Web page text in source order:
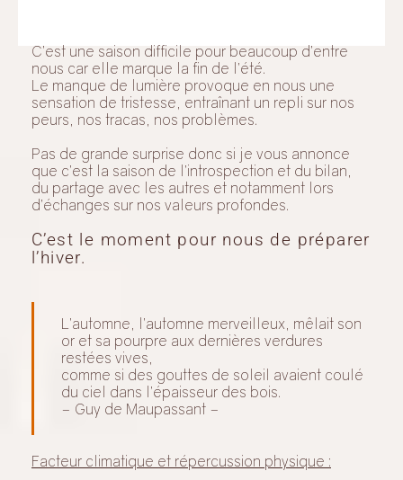
C’est une saison difficile pour beaucoup d’entre
nous car elle marque la fin de l’été.
Le manque de lumière provoque en nous une
sensation de tristesse, entraînant un repli sur nos
peurs, nos tracas, nos problèmes.
Pas de grande surprise donc si je vous annonce
que c’est la saison de l’introspection et du bilan,
du partage avec les autres et notamment lors
d’échanges sur nos valeurs profondes.
C’est le moment pour nous de préparer
l’hiver.
L’automne, l’automne merveilleux, mêlait son
or et sa pourpre aux dernières verdures
restées vives,
comme si des gouttes de soleil avaient coulé
du ciel dans l’épaisseur des bois.
– Guy de Maupassant –
Facteur climatique et répercussion physique :